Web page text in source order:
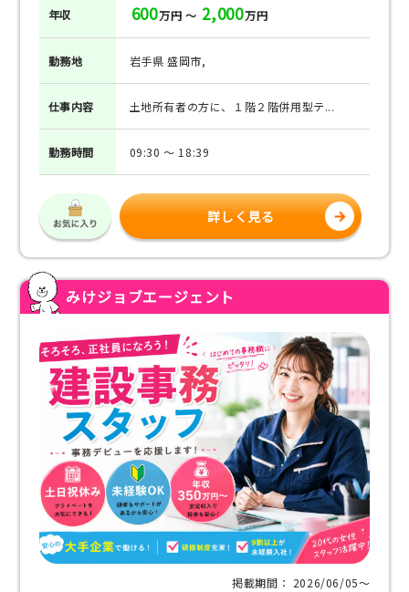
年収 600万円 ～ 2,000万円
勤務地 岩手県 盛岡市,
仕事内容 土地所有者の方に、１階２階併用型テ...
勤務時間 09:30 ～ 18:39
詳しく見る
みけジョブエージェント
掲載期間： 2026/06/05〜